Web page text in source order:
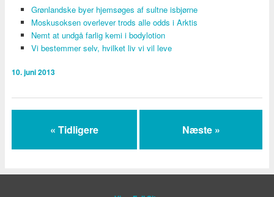
Grønlandske byer hjemsøges af sultne isbjørne
Moskusoksen overlever trods alle odds i Arktis
Nemt at undgå farlig kemi i bodylotion
Vi bestemmer selv, hvilket liv vi vil leve
10. juni 2013
« Tidligere Næste »